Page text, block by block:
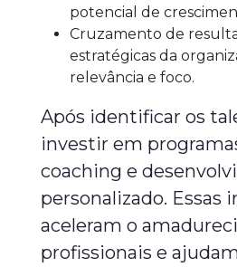
potencial de
Cruzamento de
estratégicas da
relevância e foco.
Após identificar os
investir em
coaching e
personalizado. Essas
aceleram o
profissionais e